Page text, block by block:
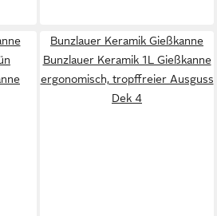
Bunzlauer Keramik Gießkanne
Bunzlauer Keramik 1L Gießkanne
ergonomisch, tropffreier Ausguss
Dek 4